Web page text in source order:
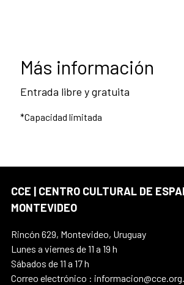
Más información
Entrada libre y gratuita
*Capacidad limitada
CCE | CENTRO CULTURAL DE
MONTEVIDEO
Rincón 629, Montevideo, Uruguay
Lunes a viernes de 11 a 19 h
Sábados de 11 a 17 h
Correo electrónico :